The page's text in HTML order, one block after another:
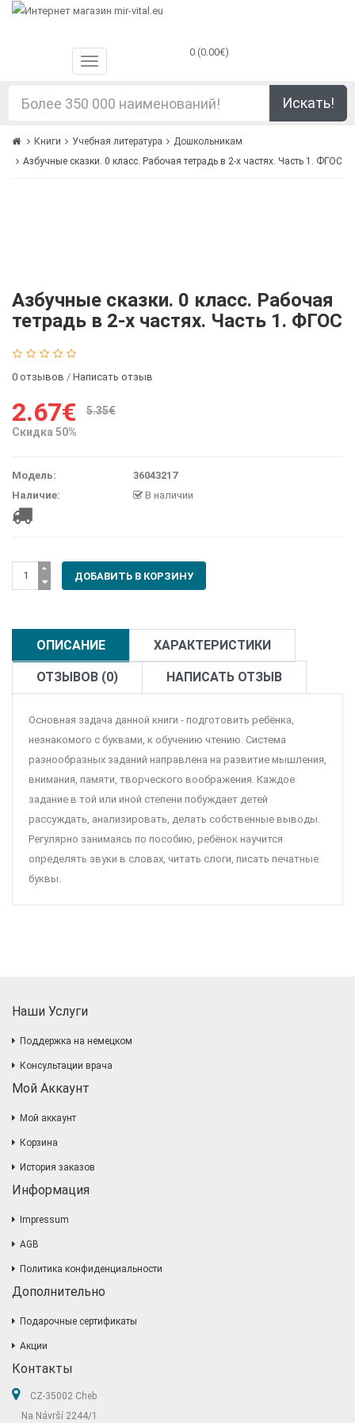
0 (0.00€)
Искать!
Книги Учебная литература
Дошкольникам
Азбучные сказки. 0 класс. Рабочая тетрадь в 2-х частях. Часть 1. ФГОС
Азбучные сказки. 0 класс. Рабочая
тетрадь в 2-х частях. Часть 1. ФГОС
0 отзывов / Написать отзыв
2.67€
5.35€
Скидка 50%
Модель:
36043217
Наличие:
В наличии
ОПИСАНИЕ ХАРАКТЕРИСТИКИ
ОТЗЫВОВ (0) НАПИСАТЬ ОТЗЫВ
Основная задача данной книги - подготовить ребёнка,
незнакомого с буквами, к обучению чтению. Система
разнообразных заданий направлена на развитие мышления,
внимания, памяти, творческого воображения. Каждое
задание в той или иной степени побуждает детей
рассуждать, анализировать, делать собственные выводы.
Регулярно занимаясь по пособию, ребёнок научится
определять звуки в словах, читать слоги, писать печатные
буквы.
Наши Услуги
Поддержка на немецком
Консультации врача
Мой Аккаунт
Мой аккаунт
Корзина
История заказов
Информация
Impressum
AGB
Политика конфиденциальности
Дополнительно
Подарочные сертификаты
Акции
Контакты
CZ-35002 Cheb
Na Návrší 2244/1